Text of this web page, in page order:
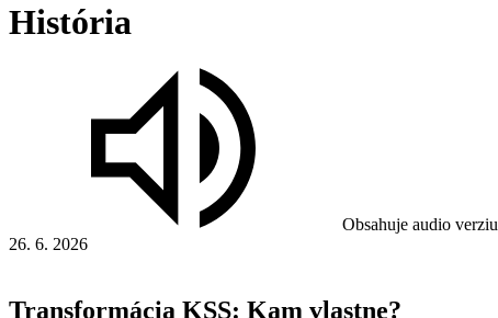
História
Obsahuje audio verziu
26. 6. 2026
Transformácia KSS: Kam vlastne?